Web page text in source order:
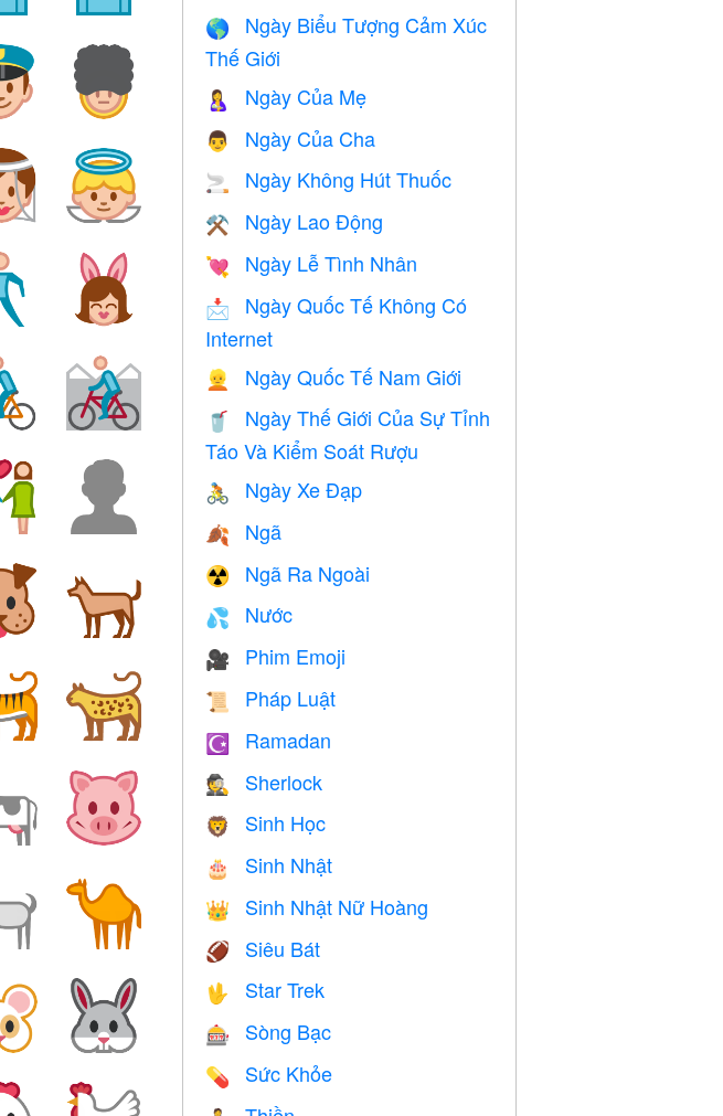
🌎
Ngày Biểu Tượng Cảm Xúc
Thế Giới
🤱 Ngày Của Mẹ
👨 Ngày Của Cha
🚬 Ngày Không Hút Thuốc
⚒️ Ngày Lao Động
💘 Ngày Lễ Tình Nhân
📩
Ngày Quốc Tế Không Có
Internet
👱 Ngày Quốc Tế Nam Giới
🥤
Ngày Thế Giới Của Sự Tỉnh
Táo Và Kiểm Soát Rượu
🚴 Ngày Xe Đạp
🍂 Ngã
☢️ Ngã Ra Ngoài
💦 Nước
🎥 Phim Emoji
📜 Pháp Luật
☪️ Ramadan
🕵️ Sherlock
🦁 Sinh Học
🎂 Sinh Nhật
👑 Sinh Nhật Nữ Hoàng
🏈 Siêu Bát
🖖 Star Trek
🎰 Sòng Bạc
💊 Sức Khỏe